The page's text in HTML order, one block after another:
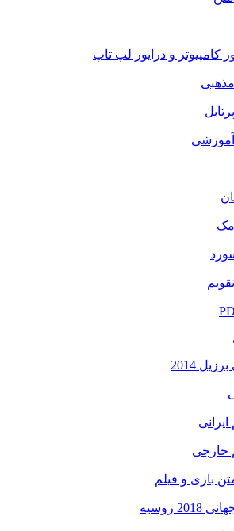
کامپیوتر و درایور لپ تاپ
مذهبی
آموزشی
مک
2014
ایرانی
خارجی
بازی و فیلم
روسیه